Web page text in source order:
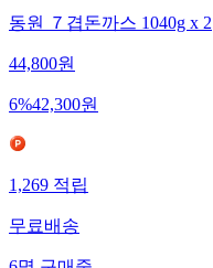
동원 ７겹돈까스 1040g x 2
44,800원
6%42,300원
1,269적립
무료배송